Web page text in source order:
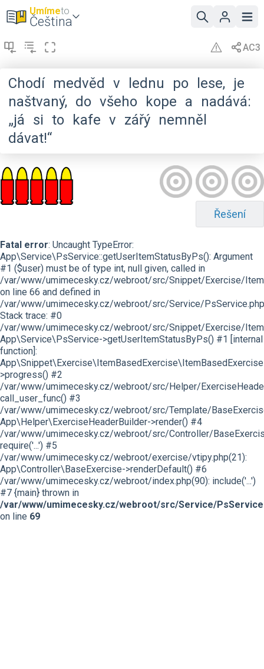
Umímeto
Čeština
Chodí medvěd v lednu po lese, je
naštvaný, do všeho kope a
nadává:
„já si to kafe v zářý nemněl
dávat!“
Řešení
Fatal error: Uncaught TypeError:
App\Service\PsService::getUserItemStatusByPs(): Argument
#1 ($user) must be of type int, null given, called in
/var/www/umimecesky.cz/webroot/src/Snippet/Exercise/
on line 66 and defined in
/var/www/umimecesky.cz/webroot/src/Service/
Stack trace: #0
/var/www/umimecesky.cz/webroot/src/Snippet/Exercise/
App\Service\PsService->getUserItemStatusByPs() #1 [internal
function]:
>progress() #2
/var/www/umimecesky.cz/webroot/src/Helper/
call_user_func() #3
/var/www/umimecesky.cz/webroot/src/Template/
App\Helper\ExerciseHeaderBuilder->render() #4
/var/www/umimecesky.cz/webroot/src/Controller/
require('...') #5
/var/www/umimecesky.cz/webroot/exercise/vtipy.php(21):
App\Controller\BaseExercise->renderDefault() #6
/var/www/umimecesky.cz/webroot/index.php(90): include('...')
#7 {main} thrown in
/var/www/umimecesky.cz/webroot/src/Service/
on line 69